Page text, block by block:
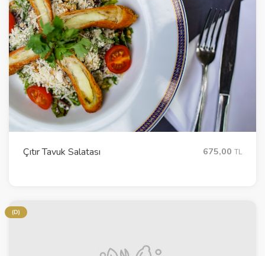
Çıtır Tavuk Salatası 675,00 TL
(D)